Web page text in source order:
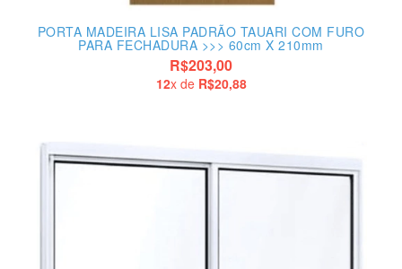
PORTA MADEIRA LISA PADRÃO TAUARI COM FURO
PARA FECHADURA >>> 60cm X 210mm
R$203,00
12x de R$20,88